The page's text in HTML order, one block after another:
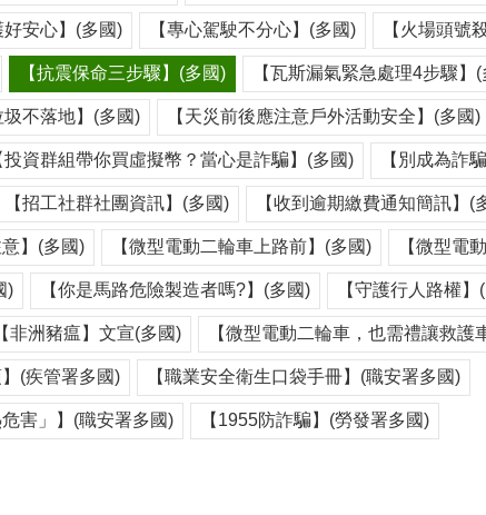
好安心】(多國) 【專心駕駛不分心】(多國) 【火場頭號
【抗震保命三步驟】(多國) 【瓦斯漏氣緊急處理4步驟】
圾不落地】(多國) 【天災前後應注意戶外活動安全】(多國)
投資群組帶你買虛擬幣？當心是詐騙】(多國) 【別成為詐
【招工社群社團資訊】(多國) 【收到逾期繳費通知簡訊】(
】(多國) 【微型電動二輪車上路前】(多國) 【微型電
) 【你是馬路危險製造者嗎?】(多國) 【守護行人路權】
【非洲豬瘟】文宣(多國) 【微型電動二輪車，也需禮讓救
(疾管署多國) 【職業安全衛生口袋手冊】(職安署多國)
害」】(職安署多國) 【1955防詐騙】(勞發署多國)